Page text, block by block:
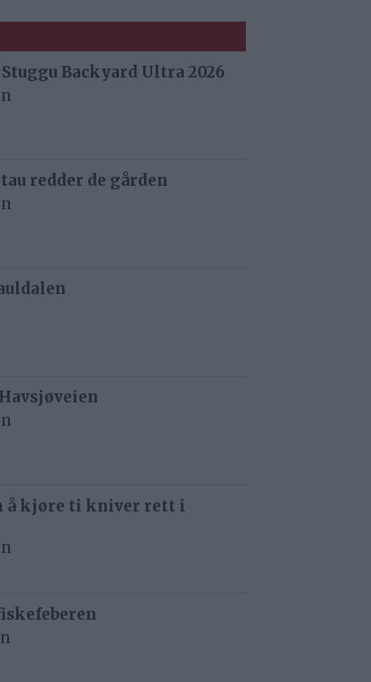
Backyard Ultra 2026
redder de gården
å kjøre ti kniver rett i